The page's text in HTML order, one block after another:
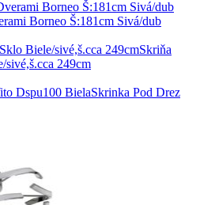
Borneo Š:181cm Sivá/dub
Skriňa
249cm
Skrinka Pod Drez